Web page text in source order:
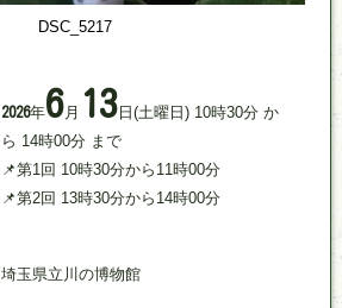
DSC_5217
2026年6 月 13 日(土曜日) 10時30分 か
ら 14時00分 まで
📌第1回 10時30分から11時00分
📌第2回 13時30分から14時00分
埼玉県立川の博物館